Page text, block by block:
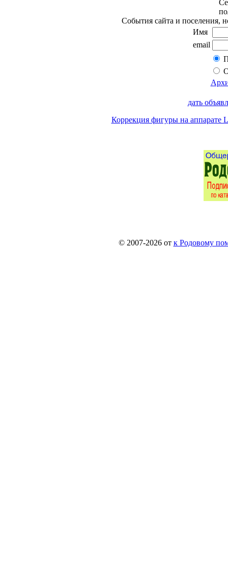
События сайта и поселения,
Имя
email
дать
Коррекция фигуры на аппарате
© 2007-2026 от к Родовому